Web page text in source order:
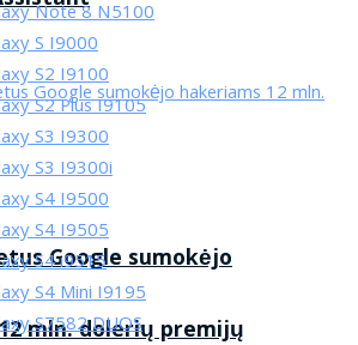
Google sumokėjo
mln. dolerių premijų
Note 8 N5100
S I9000
S2 I9100
S2 Plus I9105
S3 I9300
S3 I9300i
S4 I9500
S4 I9505
S4 i9515
S4 Mini I9195
S7582 DUOS